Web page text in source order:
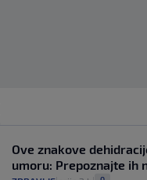
Ove znakove
umoru: Prepoznajte ih